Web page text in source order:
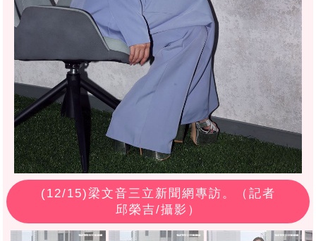
(12/15)梁文音三立新聞網專訪。（記者
邱榮吉/攝影）